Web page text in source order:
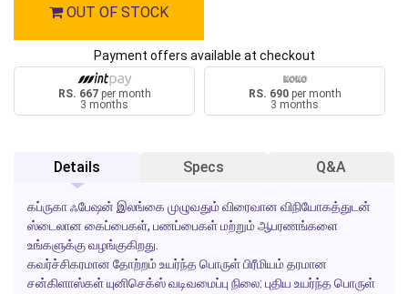
OUT OF STOCK
Payment offers available at checkout
RS. 667per month
3 months
RS. 690per month
3 months
Details Specs Q&A
கப்ருகா ஃபேஷன் இலங்கை முழுவதும் விரைவான விநியோகத்துடன்
ஸ்டைலான கைப்பைகள், பணப்பைகள் மற்றும் ஆபரணங்களை
உங்களுக்கு வழங்குகிறது.
கவர்ச்சிகரமான தோற்றம் உயர்ந்த பொருள் பிரீமியம் தரமான
சன்கிளாஸ்கள் யுனிசெக்ஸ் வடிவமைப்பு நிலை: புதிய உயர்ந்த பொருள்